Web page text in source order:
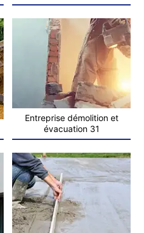
Entreprise démolition et
évacuation 31